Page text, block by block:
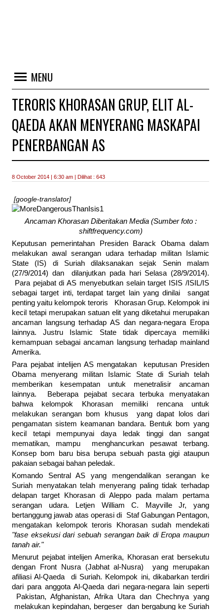
MENU
TERORIS KHORASAN GRUP, ELIT AL-
QAEDA AKAN MENYERANG MASKAPAI
PENERBANGAN AS
8 October 2014 | 6:30 am | Dilihat : 643
[google-translator]
Ancaman Khorasan Diberitakan Media (Sumber foto :
shiftfrequency.com)
Keputusan pemerintahan Presiden Barack Obama dalam
melakukan awal serangan udara terhadap militan Islamic
State (IS) di Suriah dilaksanakan sejak Senin malam
(27/9/2014) dan dilanjutkan pada hari Selasa (28/9/2014).
Para pejabat di AS menyebutkan selain target ISIS /ISIL/IS
sebagai target inti, terdapat target lain yang dinilai sangat
penting yaitu kelompok teroris Khorasan Grup. Kelompok ini
kecil tetapi merupakan satuan elit yang diketahui merupakan
ancaman langsung terhadap AS dan negara-negara Eropa
lainnya. Justru Islamic State tidak dipercaya memiliki
kemampuan sebagai ancaman langsung terhadap mainland
Amerika.
Para pejabat intelijen AS mengatakan keputusan Presiden
Obama menyerang militan Islamic State di Suriah telah
memberikan kesempatan untuk menetralisir ancaman
lainnya. Beberapa pejabat secara terbuka menyatakan
bahwa kelompok Khorasan memiliki rencana untuk
melakukan serangan bom khusus yang dapat lolos dari
pengamatan sistem keamanan bandara. Bentuk bom yang
kecil tetapi mempunyai daya ledak tinggi dan sangat
mematikan, mampu menghancurkan pesawat terbang.
Konsep bom baru bisa berupa sebuah pasta gigi ataupun
pakaian sebagai bahan peledak.
Komando Sentral AS yang mengendalikan serangan ke
Suriah menyatakan telah menyerang paling tidak terhadap
delapan target Khorasan di Aleppo pada malam pertama
serangan udara. Letjen William C. Mayville Jr, yang
bertanggung jawab atas operasi di Staf Gabungan Pentagon,
mengatakan kelompok teroris Khorasan sudah mendekati
"fase eksekusi dari sebuah serangan baik di Eropa maupun
tanah air."
Menurut pejabat intelijen Amerika, Khorasan erat bersekutu
dengan Front Nusra (Jabhat al-Nusra) yang merupakan
afiliasi Al-Qaeda di Suriah. Kelompok ini, dikabarkan terdiri
dari para anggota Al-Qaeda dari negara-negara lain seperti
Pakistan, Afghanistan, Afrika Utara dan Chechnya yang
melakukan kepindahan, bergeser dan bergabung ke Suriah